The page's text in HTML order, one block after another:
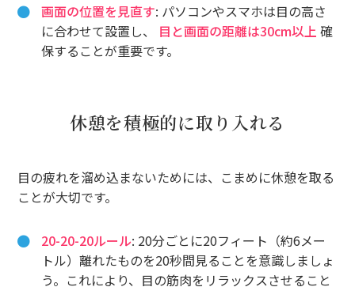
画面の位置を見直す: パソコンやスマホは目の高さ
に合わせて設置し、 目と画面の距離は30cm以上 確
保することが重要です。
休憩を積極的に取り入れる
目の疲れを溜め込まないためには、こまめに休憩を取る
ことが大切です。
20-20-20ルール: 20分ごとに20フィート（約6メー
トル）離れたものを20秒間見ることを意識しましょ
う。これにより、目の筋肉をリラックスさせること